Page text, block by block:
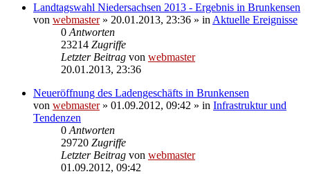
Landtagswahl Niedersachsen 2013 - Ergebnis in Brunkensen
von webmaster» 20.01.2013, 23:36 » in Aktuelle Ereignisse
0 Antworten
23214 Zugriffe
Letzter Beitrag von webmaster
20.01.2013, 23:36
Neueröffnung des Ladengeschäfts in Brunkensen
von webmaster» 01.09.2012, 09:42 » in Infrastruktur und
Tendenzen
0 Antworten
29720 Zugriffe
Letzter Beitrag von webmaster
01.09.2012, 09:42